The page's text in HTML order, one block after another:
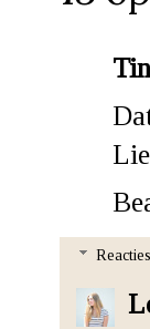
Reacties